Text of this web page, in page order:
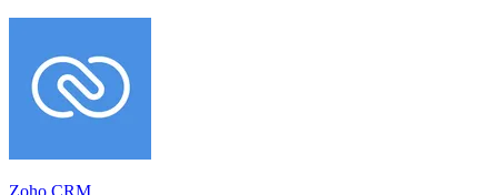
Zoho CRM